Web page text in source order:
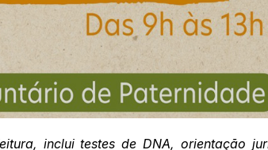
inclui testes de DNA, orientação